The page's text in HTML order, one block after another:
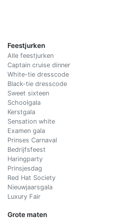
Feestjurken
Alle feestjurken
Captain cruise dinner
White-tie dresscode
Black-tie dresscode
Sweet sixteen
Schoolgala
Kerstgala
Sensation white
Examen gala
Prinses Carnaval
Bedrijfsfeest
Haringparty
Prinsjesdag
Red Hat Society
Nieuwjaarsgala
Luxury Fair
Grote maten